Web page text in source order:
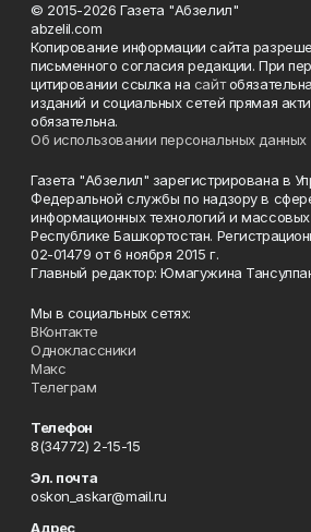
© 2015-2026 Газета "Абзелил"
abzelil.com
Копирование информации сайта
письменного согласия редакции. При
цитировании ссылка на сайт
изданий и социальных сетей прямая
обязательна.
Об использовании персональных данных
Газета "Абзелил" зарегистрирована в
Федеральной службы по надзору в
информационных технологий и
Республике Башкортостан.
02-01479 от 6 ноября 2015 г.
Главный редактор: Юмагужина
Мы в социальных сетях:
ВКонтакте
Одноклассники
Макс
Телеграм
Телефон
8(34772) 2-15-15
Эл. почта
oskon_askar@mail.ru
Адрес